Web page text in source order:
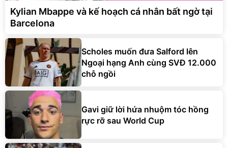
Kylian Mbappe và kế hoạch cá nhân bất ngờ tại
Barcelona
Scholes muốn đưa Salford lên
Ngoại hạng Anh cùng SVĐ 12.000
chỗ ngồi
Gavi giữ lời hứa nhuộm tóc hồng
rực rỡ sau World Cup